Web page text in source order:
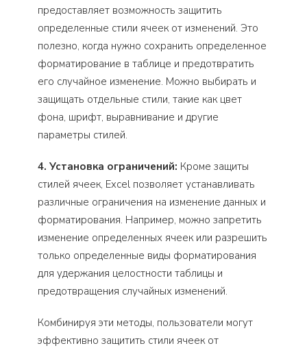
предоставляет возможность защитить
определенные стили ячеек от изменений. Это
полезно, когда нужно сохранить определенное
форматирование в таблице и предотвратить
его случайное изменение. Можно выбирать и
защищать отдельные стили, такие как цвет
фона, шрифт, выравнивание и другие
параметры стилей.
4. Установка ограничений: Кроме защиты
стилей ячеек, Excel позволяет устанавливать
различные ограничения на изменение данных и
форматирования. Например, можно запретить
изменение определенных ячеек или разрешить
только определенные виды форматирования
для удержания целостности таблицы и
предотвращения случайных изменений.
Комбинируя эти методы, пользователи могут
эффективно защитить стили ячеек от